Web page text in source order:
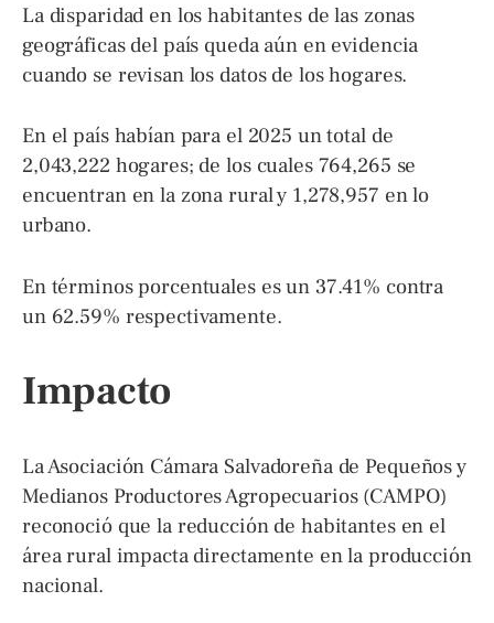
La disparidad en los habitantes de las zonas
geográficas del país queda aún en evidencia
cuando se revisan los datos de los hogares.
En el país habían para el 2025 un total de
2,043,222 hogares; de los cuales 764,265 se
encuentran en la zona rural y 1,278,957 en lo
urbano.
En términos porcentuales es un 37.41% contra
un 62.59% respectivamente.
Impacto
La Asociación Cámara Salvadoreña de Pequeños y
Medianos Productores Agropecuarios (CAMPO)
reconoció que la reducción de habitantes en el
área rural impacta directamente en la producción
nacional.